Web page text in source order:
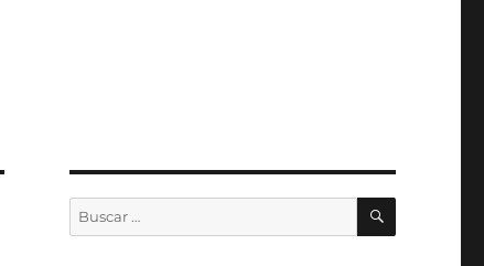
Buscar
por:
BUSCAR